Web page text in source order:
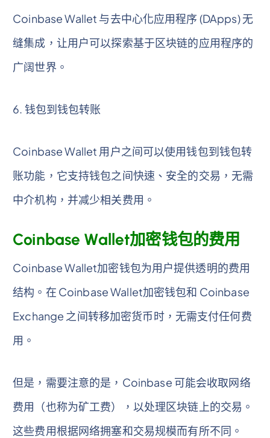
Coinbase Wallet 与去中心化应用程序 (DApps) 无
缝集成，让用户可以探索基于区块链的应用程序的
广阔世界。
6. 钱包到钱包转账
Coinbase Wallet 用户之间可以使用钱包到钱包转
账功能，它支持钱包之间快速、安全的交易，无需
中介机构，并减少相关费用。
Coinbase Wallet加密钱包的费用
Coinbase Wallet加密钱包为用户提供透明的费用
结构。在 Coinbase Wallet加密钱包和 Coinbase
Exchange 之间转移加密货币时，无需支付任何费
用。
但是，需要注意的是，Coinbase 可能会收取网络
费用（也称为矿工费），以处理区块链上的交易。
这些费用根据网络拥塞和交易规模而有所不同。